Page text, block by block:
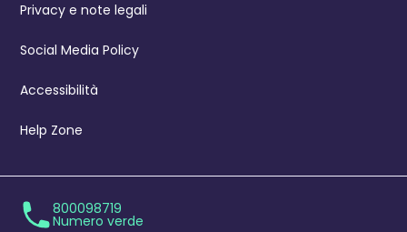
Privacy e note legali
Social Media Policy
Accessibilità
Help Zone
800098719
Numero verde